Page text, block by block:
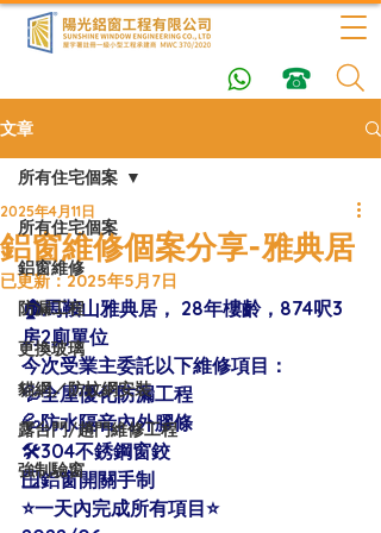
文章
所有住宅個案
鋁窗維修
防漏工程
更換玻璃
貓網／防蚊網安裝
露台門/趟門維修工程
強制驗窗
所有住宅個案
鋁窗維修個案分享-雅典居
2025年4月11日
已更新：2025年5月7日
🏠馬鞍山雅典居， 28年樓齡，874呎3
房2廁單位
今次受業主委託以下維修項目：
💦全屋優化防漏工程
💦防水隔音內外膠條
🛠304不銹鋼窗鉸
🪟鋁窗開關手制
⭐️一天內完成所有項目⭐️